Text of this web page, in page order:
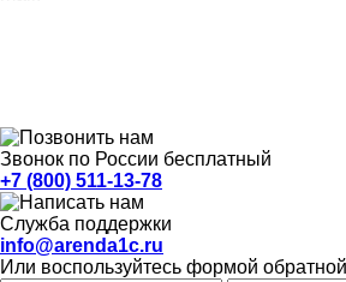
Звонок по России бесплатный
+7 (800) 511-13-78
Служба поддержки
info@arenda1c.ru
Или воспользуйтесь формой